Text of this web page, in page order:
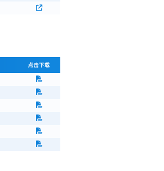
点击下载